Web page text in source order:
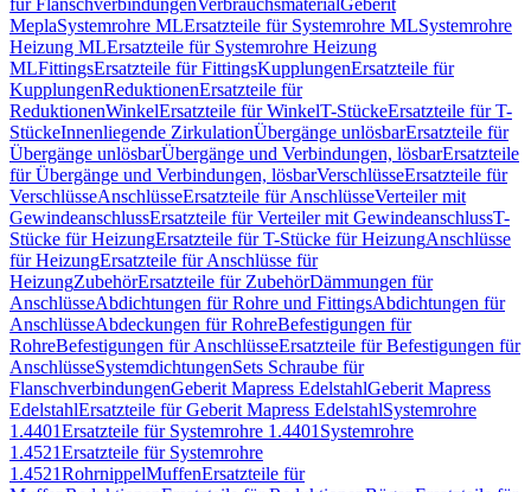
für FlanschverbindungenVerbrauchsmaterialGeberit
MeplaSystemrohre MLErsatzteile für Systemrohre MLSystemrohre
Heizung MLErsatzteile für Systemrohre Heizung
MLFittingsErsatzteile für FittingsKupplungenErsatzteile für
KupplungenReduktionenErsatzteile für
ReduktionenWinkelErsatzteile für WinkelT-StückeErsatzteile für T-
StückeInnenliegende ZirkulationÜbergänge unlösbarErsatzteile für
Übergänge unlösbarÜbergänge und Verbindungen, lösbarErsatzteile
für Übergänge und Verbindungen, lösbarVerschlüsseErsatzteile für
VerschlüsseAnschlüsseErsatzteile für AnschlüsseVerteiler mit
GewindeanschlussErsatzteile für Verteiler mit GewindeanschlussT-
Stücke für HeizungErsatzteile für T-Stücke für HeizungAnschlüsse
für HeizungErsatzteile für Anschlüsse für
HeizungZubehörErsatzteile für ZubehörDämmungen für
AnschlüsseAbdichtungen für Rohre und FittingsAbdichtungen für
AnschlüsseAbdeckungen für RohreBefestigungen für
RohreBefestigungen für AnschlüsseErsatzteile für Befestigungen für
AnschlüsseSystemdichtungenSets Schraube für
FlanschverbindungenGeberit Mapress EdelstahlGeberit Mapress
EdelstahlErsatzteile für Geberit Mapress EdelstahlSystemrohre
1.4401Ersatzteile für Systemrohre 1.4401 Systemrohre
1.4521Ersatzteile für Systemrohre
1.4521RohrnippelMuffenErsatzteile für